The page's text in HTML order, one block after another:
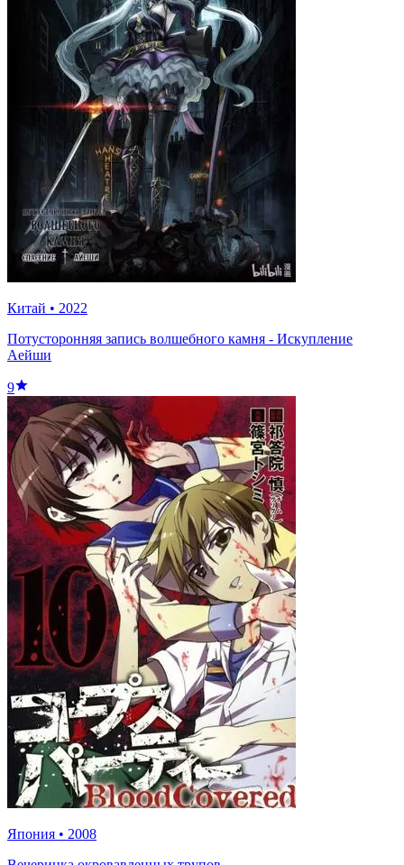
Китай • 2022
Потусторонняя запись волшебного камня - Искупление
Аейши
9
Япония • 2008